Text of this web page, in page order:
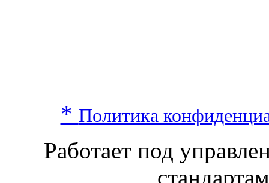
* Политика
Работает под